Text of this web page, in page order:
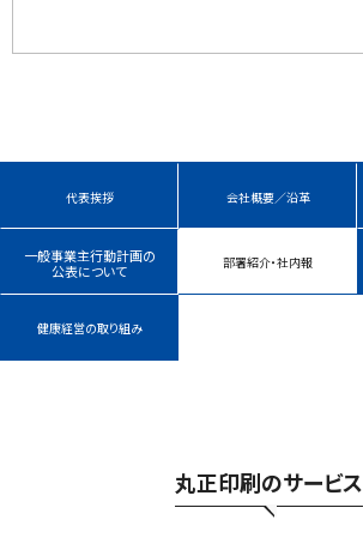
代表挨拶 会社概要／沿革
一般事業主行動計画の
公表について
部署紹介・社内報
健康経営の取り組み
丸正印刷のサービス